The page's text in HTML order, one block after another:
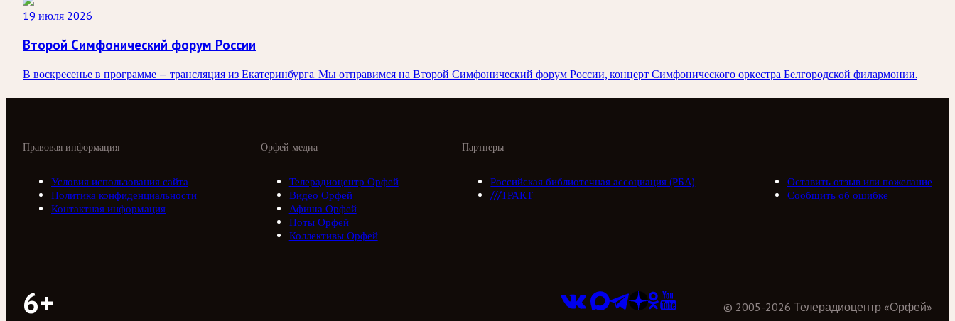
19 июля 2026
Второй Симфонический форум России
В воскресенье в программе — трансляция из Екатеринбурга. Мы отправимся на Второй Симфонический форум России, концерт Симфонического оркестра Белгородской филармонии.
Орфей медиа
Телерадиоцентр Орфей
Видео Орфей
Афиша Орфей
Ноты Орфей
Коллективы Орфей
Партнеры
Российская библиотечная ассоциация (РБА)
///ТРАКТ
Правовая информация
Условия использования сайта
Политика конфиденциальности
Контактная информация
Оставить отзыв или пожелание
Сообщить об ошибке
6+ © 2005-2026 Телерадиоцентр «Орфей»